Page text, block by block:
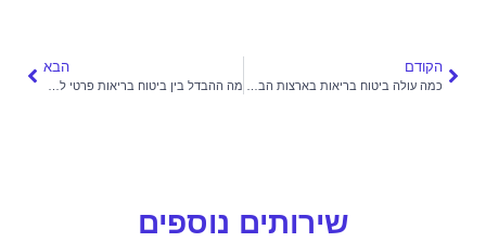
הקודם
כמה עולה ביטוח בריאות בארצות הברית?
הבא
מה ההבדל בין ביטוח בריאות פרטי לקופת חולים
שירותים נוספים